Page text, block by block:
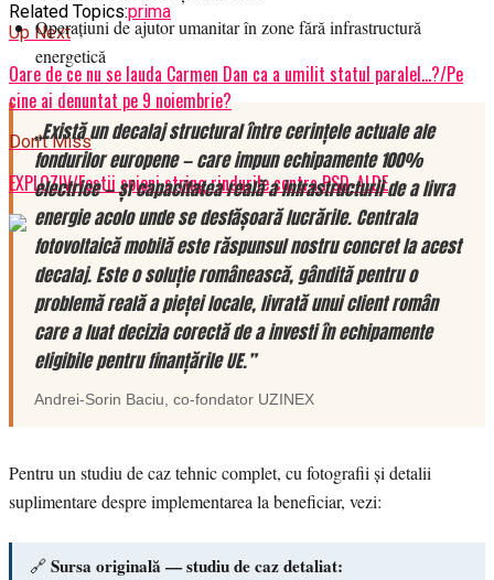
Related Topics:prima
Up Next
Oare de ce nu se lauda Carmen Dan ca a umilit statul paralel…?/Pe
cine ai denuntat pe 9 noiembrie?
Don't Miss
EXPLOZIV/Fostii spioni string rindurile contra PSD-ALDE
Operațiuni de ajutor umanitar în zone fără infrastructură
energetică
„Există un decalaj structural între cerințele actuale ale
fondurilor europene — care impun echipamente 100%
electrice — și capacitatea reală a infrastructurii de a livra
energie acolo unde se desfășoară lucrările. Centrala
fotovoltaică mobilă este răspunsul nostru concret la acest
decalaj. Este o soluție românească, gândită pentru o
problemă reală a pieței locale, livrată unui client român
care a luat decizia corectă de a investi în echipamente
eligibile pentru finanțările UE.”
Andrei-Sorin Baciu , co-fondator UZINEX
Pentru un studiu de caz tehnic complet, cu fotografii și detalii
suplimentare despre implementarea la beneficiar, vezi:
🔗 Sursa originală — studiu de caz detaliat: